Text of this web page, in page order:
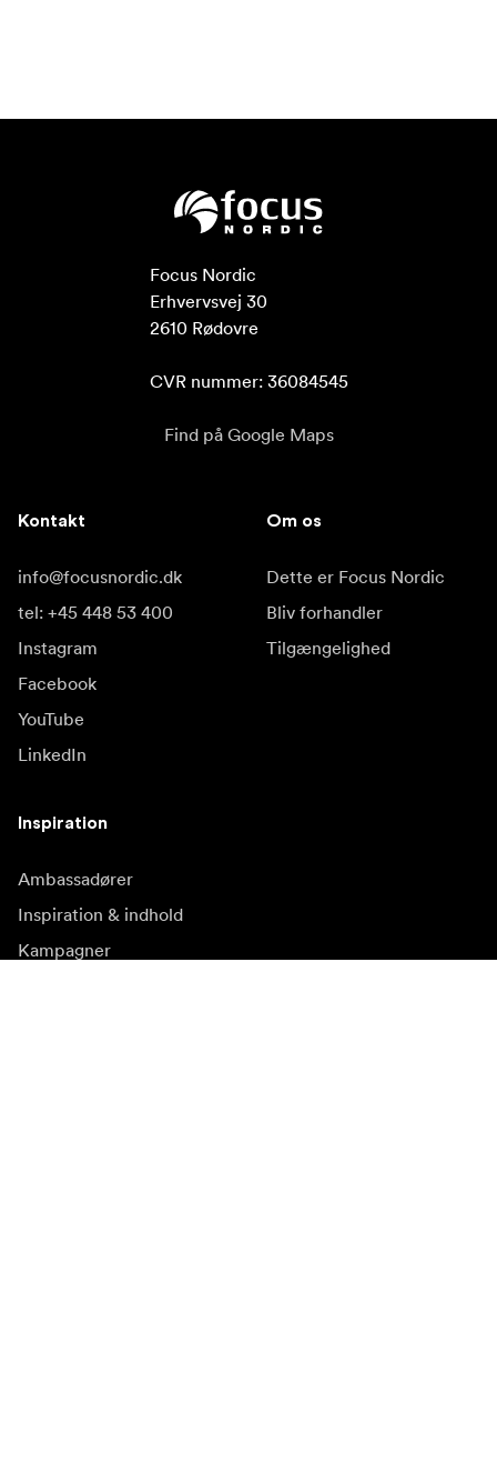
Focus Nordic
Erhvervsvej 30
2610 Rødovre
CVR nummer: 36084545
Find på Google Maps
Kontakt
info@focusnordic.dk
tel: +45 448 53 400
Instagram
Facebook
YouTube
LinkedIn
Om os
Dette er Focus Nordic
Bliv forhandler
Tilgængelighed
Inspiration
Ambassadører
Inspiration & indhold
Kampagner